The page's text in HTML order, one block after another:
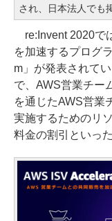
され、日本法人でも
re:Invent 2020で
を加速するプログ
m」が発表されて
で、AWS営業チー
を通じたAWS営業
実施するためのリ
料金の割引といっ